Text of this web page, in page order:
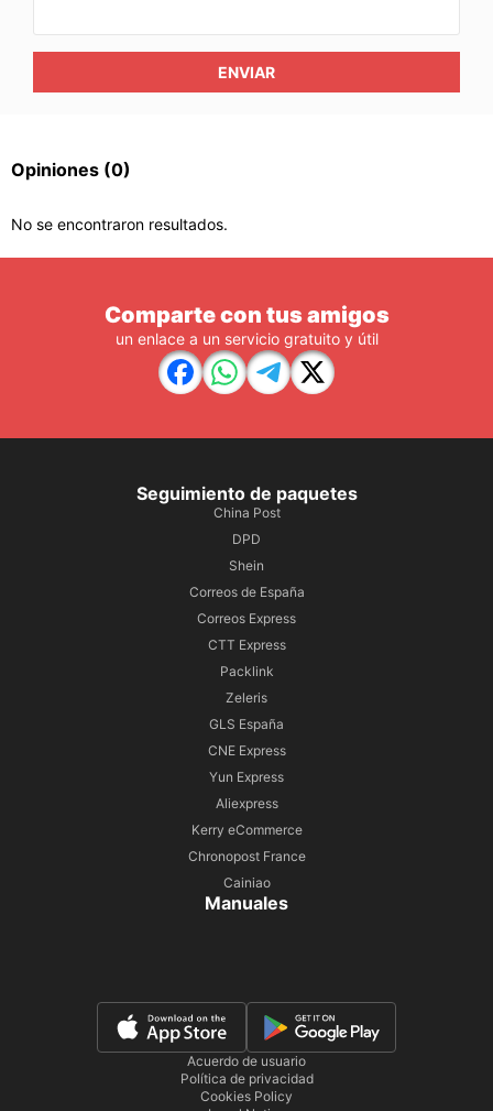
ENVIAR
Opiniones (0)
No se encontraron resultados.
Comparte con tus amigos
un enlace a un servicio gratuito y útil
Seguimiento de paquetes
China Post
DPD
Shein
Correos de España
Correos Express
CTT Express
Packlink
Zeleris
GLS España
CNE Express
Yun Express
Aliexpress
Kerry eCommerce
Chronopost France
Cainiao
Manuales
Acuerdo de usuario
Política de privacidad
Cookies Policy